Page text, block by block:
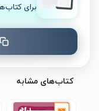
نظری
کتاب‌های مشابه
برای